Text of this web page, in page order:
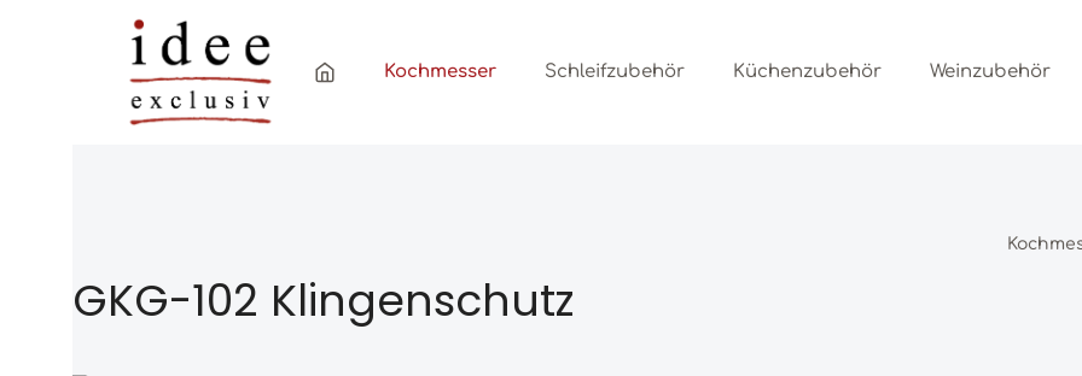
Zum Hauptinhalt springen
Zur Hauptnavigation springen
Kochmesser Schleifzubehör Küchenzubehör Weinzubehör
GKG-102 Klingenschutz